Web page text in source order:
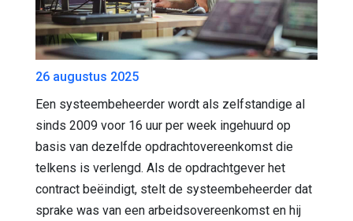
26 augustus 2025
Een systeembeheerder wordt als zelfstandige al
sinds 2009 voor 16 uur per week ingehuurd op
basis van dezelfde opdrachtovereenkomst die
telkens is verlengd. Als de opdrachtgever het
contract beëindigt, stelt de systeembeheerder dat
sprake was van een arbeidsovereenkomst en hij